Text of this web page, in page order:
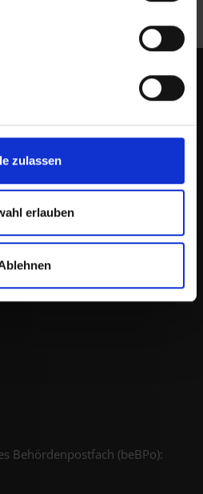
zulassen
erlauben
Behördenpostfach (beBPo):